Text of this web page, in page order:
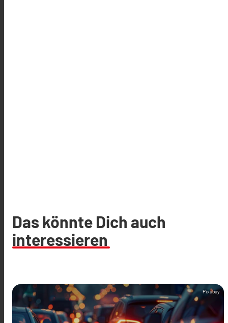
Das könnte Dich auch
interessieren
Pixabay